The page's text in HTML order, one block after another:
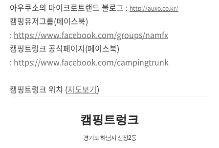
아우쿠소의 마이크로트랜드 블로그 : http://auxo.co.kr/
캠핑유저그룹(페이스북)
: https://www.facebook.com/groups/namfx
캠핑트렁크 공식페이지(페이스북)
: https://www.facebook.com/campingtrunk
캠핑트렁크 위치 (지도보기)